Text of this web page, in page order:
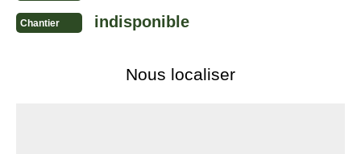
Chantier indisponible
Nous localiser